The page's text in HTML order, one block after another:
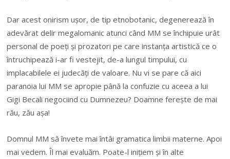
Dar acest onirism ușor, de tip etnobotanic, degenerează în
adevărat delir megalomanic atunci când MM se închipuie urât
personal de poeți și prozatori pe care instanța artistică ce o
întruchipează i-ar fi vestejit, de-a lungul timpului, cu
implacabilele ei judecăți de valoare. Nu vi se pare că aici
paranoia lui MM se apropie până la confuzie cu aceea a lui
Gigi Becali negociind cu Dumnezeu? Doamne ferește de mai
rău, zău așa!
Domnul MM să învete mai întâi gramatica limbii materne. Apoi
mai vedem. Îl mai evaluăm. Poate-l inițiem și în alte